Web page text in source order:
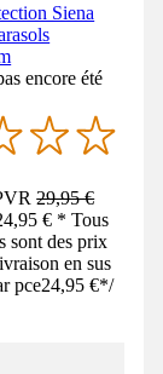
Siena
encore été
29,95 €
€ * Tous
sont des prix
en sus
pce24,95 €*/